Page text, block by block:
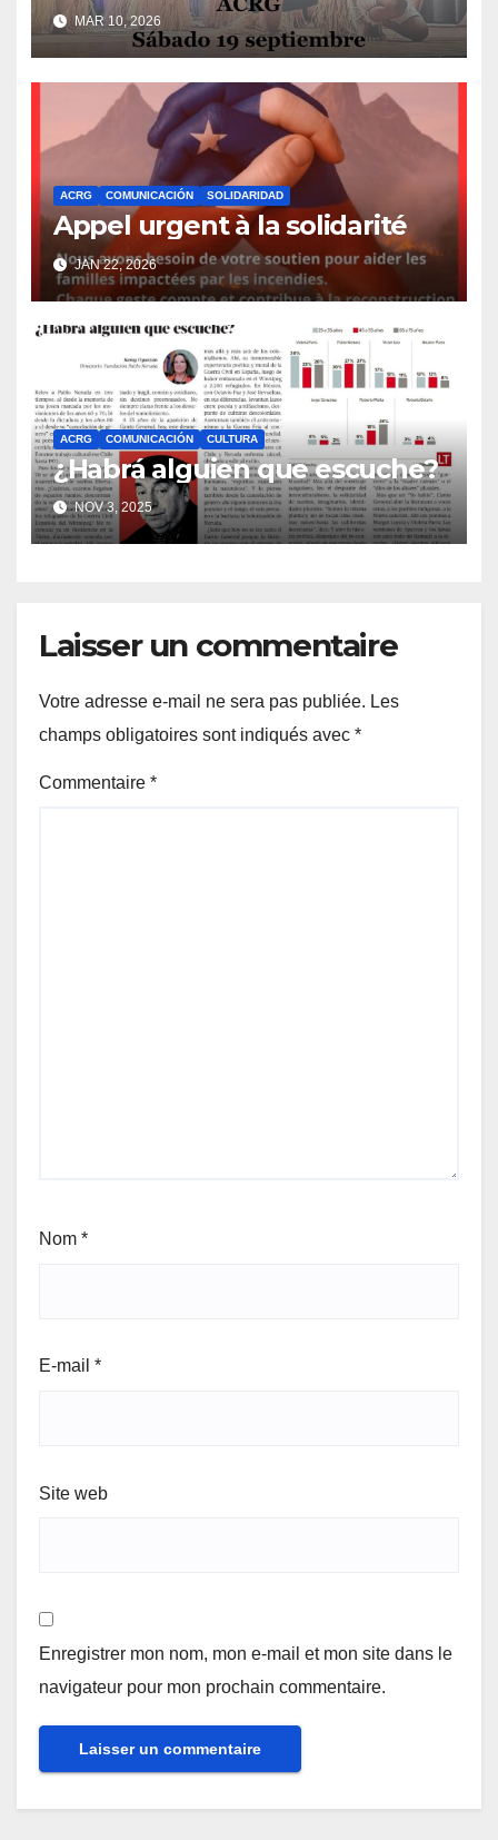
MAR 10, 2026
ACRG COMUNICACIÓN SOLIDARIDAD
Appel urgent à la solidarité
JAN 22, 2026
ACRG COMUNICACIÓN CULTURA
¿Habrá alguien que escuche?
NOV 3, 2025
Laisser un commentaire
Votre adresse e-mail ne sera pas publiée. Les
champs obligatoires sont indiqués avec *
Commentaire *
Nom *
E-mail *
Site web
Enregistrer mon nom, mon e-mail et mon site dans le
navigateur pour mon prochain commentaire.